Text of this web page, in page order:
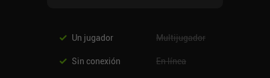
Un jugador Multijugador
Sin conexión En línea